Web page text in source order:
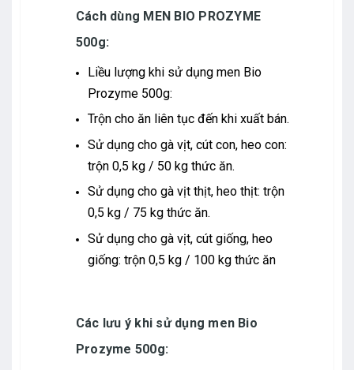
Cách dùng MEN BIO PROZYME
500g:
Liều lượng khi sử dụng men Bio
Prozyme 500g:
Trộn cho ăn liên tục đến khi xuất bán.
Sử dụng cho gà vịt, cút con, heo con:
trộn 0,5 kg / 50 kg thức ăn.
Sử dụng cho gà vịt thịt, heo thịt: trộn
0,5 kg / 75 kg thức ăn.
Sử dụng cho gà vịt, cút giống, heo
giống: trộn 0,5 kg / 100 kg thức ăn
Các lưu ý khi sử dụng men Bio
Prozyme 500g: